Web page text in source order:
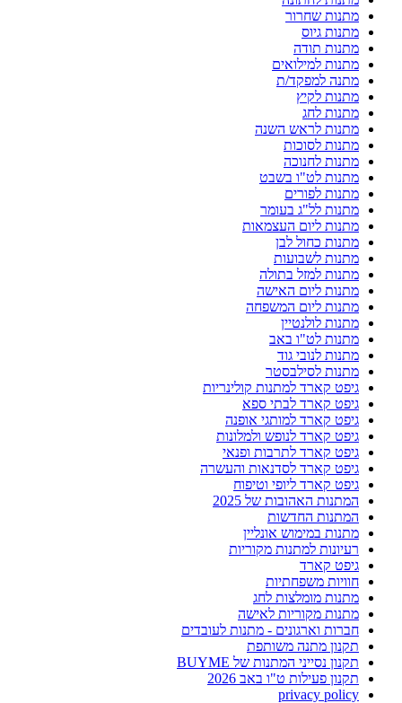
מתנות שחרור
מתנות גיוס
מתנות תודה
מתנות למילואים
מתנה למפקד/ת
מתנות לקיץ
מתנות לחג
מתנות לראש השנה
מתנות לסוכות
מתנות לחנוכה
מתנות לט"ו בשבט
מתנות לפורים
מתנות לל"ג בעומר
מתנות ליום העצמאות
מתנות כחול לבן
מתנות לשבועות
מתנות למזל בתולה
מתנות ליום האישה
מתנות ליום המשפחה
מתנות לולנטיין
מתנות לט"ו באב
מתנות לנובי גוד
מתנות לסילבסטר
גיפט קארד למתנות קולינריות
גיפט קארד לבתי ספא
גיפט קארד למותגי אופנה
גיפט קארד לנופש ולמלונות
גיפט קארד לתרבות ופנאי
גיפט קארד לסדנאות והעשרה
גיפט קארד ליופי וטיפוח
המתנות האהובות של 2025
המתנות החדשות
מתנות במימוש אונליין
רעיונות למתנות מקוריות
גיפט קארד
חוויות משפחתיות
מתנות מומלצות לחג
מתנות מקוריות לאישה
חברות וארגונים - מתנות לעובדים
תקנון מתנה משותפת
תקנון נסייני המתנות של BUYME
תקנון פעילות ט"ו באב 2026
privacy policy